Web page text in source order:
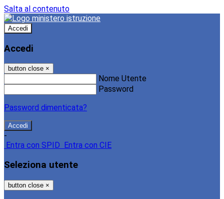
Salta al contenuto
Accedi
Accedi
button close ×
Nome Utente
Password
Password dimenticata?
-
Entra con SPID
Entra con CIE
Seleziona utente
button close ×